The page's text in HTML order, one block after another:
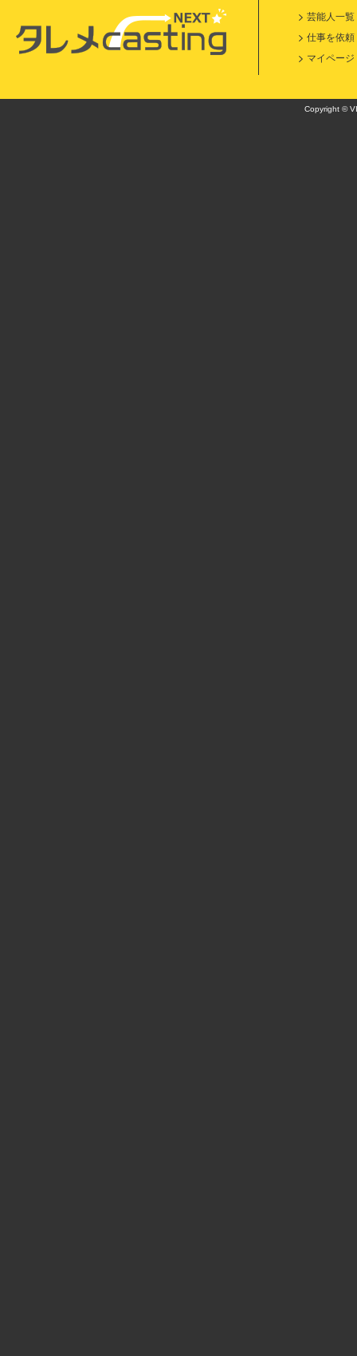
芸能人一覧
仕事を依頼
マイページ
Copyright ©